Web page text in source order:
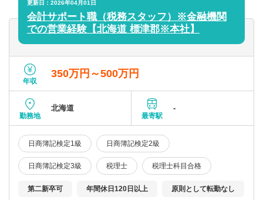
更新日：2026年04月01日
会計サポート職（税務スタッフ）※金融機関
での営業経験【北海道 標津郡※本社】
年収
350万円～500万円
勤務地
北海道
最寄駅
-
日商簿記検定1級 日商簿記検定2級
日商簿記検定3級 税理士 税理士科目合格
第二新卒可 年間休日120日以上 原則として転勤なし